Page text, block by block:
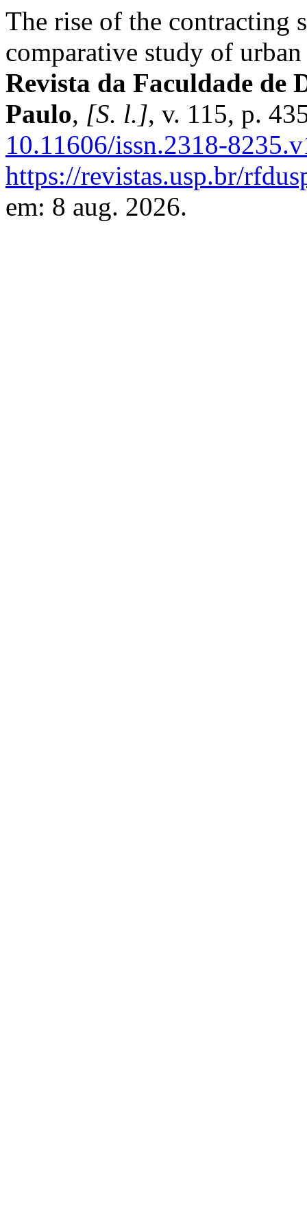
The rise of the contracting
comparative study of
Revista da Faculdade de
Paulo, [S. l.], v. 115, p.
10.11606/issn.2318-
https://revistas.usp.br/
em: 8 aug. 2026.